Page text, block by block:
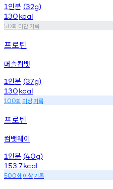
1 인분 (32g)
130kcal
50회 미만기록
프로틴
머슬컴뱃
1 인분 (37g)
130kcal
100회 이상기록
프로틴
컴뱃웨이
1 인분 (40g)
153.7kcal
500회 이상기록